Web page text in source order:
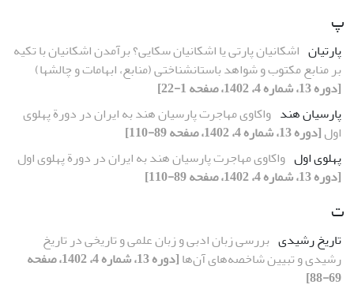
پ
پارتیان
[دوره 13، شماره 4، 1402، صفحه 1-22]
پارسیان هند واکاوی مهاجرت پارسیان هند به ایران در دورة پهلوی
اول[دوره 13، شماره 4، 1402، صفحه 89-110]
پهلوی اول واکاوی مهاجرت پارسیان هند به ایران در دورة پهلوی اول
[دوره 13، شماره 4، 1402، صفحه 89-110]
ت
تاریخ رشیدی بررسی زبان ادبی و زبان علمی و تاریخی در تاریخ
رشیدی و تبیین شاخصه‌های آن‌ها
[دوره 13، شماره 4، 1402، صفحه
69-88]